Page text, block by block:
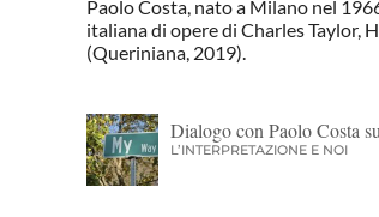
Paolo Costa, nato a Milano nel
italiana di opere di Charles Taylor,
(Queriniana, 2019).
Dialogo con Paolo Costa
L’INTERPRETAZIONE E NOI